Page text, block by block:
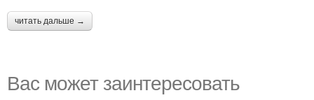
читать дальше →
Вас может заинтересовать